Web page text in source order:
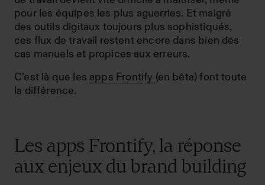
pour les équipes les plus aguerries. Et malgré
des outils digitaux toujours plus sophistiqués,
ces flux de travail restent encore dans bien des
cas manuels et propices aux erreurs.
C’est là que les apps Frontify (en bêta) font toute
la différence.
Les apps Frontify, la réponse
aux enjeux du brand building